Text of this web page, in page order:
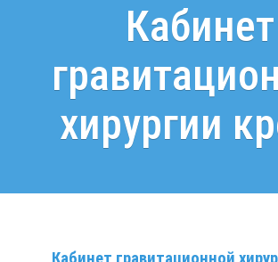
Кабинет
хирургии
Кабинет гравитационной